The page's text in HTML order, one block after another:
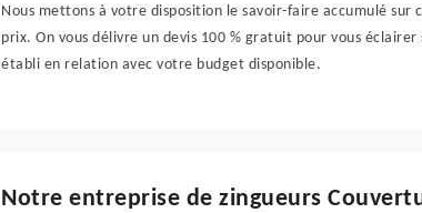
Nous mettons à votre disposition le savoir-faire accumulé
prix. On vous délivre un devis 100 % gratuit pour vous
établi en relation avec votre budget disponible.
Notre entreprise de zingueurs